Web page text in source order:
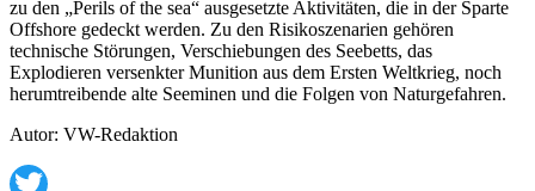
zu den „Perils of the sea“ ausgesetzte Aktivitäten, die in der Sparte
Offshore gedeckt werden. Zu den Risikoszenarien gehören
technische Störungen, Verschiebungen des Seebetts, das
Explodieren versenkter Munition aus dem Ersten Weltkrieg, noch
herumtreibende alte Seeminen und die Folgen von Naturgefahren.
Autor: VW-Redaktion